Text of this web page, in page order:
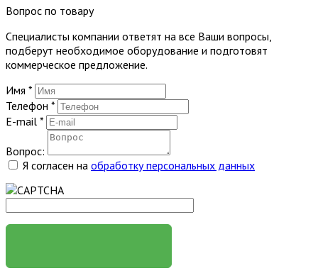
Вопрос по товару
Специалисты компании ответят на все Ваши вопросы,
подберут необходимое оборудование и подготовят
коммерческое предложение.
Имя *
Телефон *
E-mail *
Вопрос:
Я согласен на обработку персональных данных